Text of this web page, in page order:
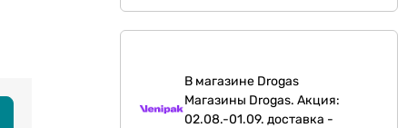
В магазине Drogas
Магазины Drogas. Акция:
02.08.-01.09. доставка -